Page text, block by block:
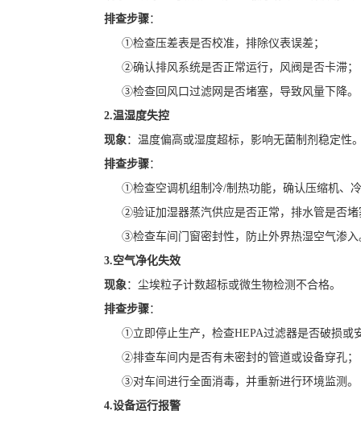
排查步骤：
①检查压差表是否校准，排除仪表误差；
②确认排风系统是否正常运行，风阀是否卡滞；
③检查回风口过滤网是否堵塞，导致风量下降。
2.温湿度失控
现象：温度偏高或湿度超标，影响无菌制剂稳定性
排查步骤：
①检查空调机组制冷/制热功能，确认压缩机、
②验证加湿器蒸汽供应是否正常，排水管是否堵
③检查车间门窗密封性，防止外界热湿空气渗入
3.空气净化失效
现象：尘埃粒子计数超标或微生物检测不合格。
排查步骤：
①立即停止生产，检查HEPA过滤器是否破损或
②排查车间内是否有未密封的管道或设备穿孔；
③对车间进行全面消毒，并重新进行环境监测。
4.设备运行报警